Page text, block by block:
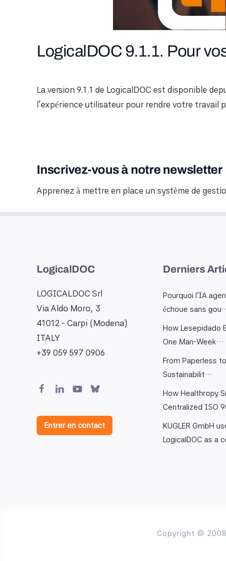
LogicalDOC 9.1.1. Pour
La version 9.1.1 de LogicalDOC est disponible
l’expérience utilisateur pour rendre votre travail
Inscrivez-vous à notre newsletter
Apprenez à mettre en place un système de
LogicalDOC
LOGICALDOC Srl
Via Aldo Moro, 3
41012 - Carpi (Modena)
ITALY
+39 059 597 0906
Entrer en contact
Derniers
Pourquoi l'IA
échoue sans
How Lesepidado
One Man-Week…
From Paperless
Sustainabilit…
How Healthropy
Centralized ISO
KUGLER GmbH
LogicalDOC as a
Copyright ©